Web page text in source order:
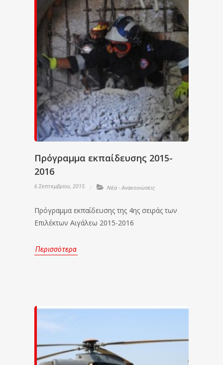
Πρόγραμμα εκπαίδευσης 2015-
2016
6 Σεπτεμβρίου, 2015 Νέα - Ανακοινώσεις
Πρόγραμμα εκπαίδευσης της 4ης σειράς των
Επιλέκτων Αιγάλεω 2015-2016
Περισσότερα